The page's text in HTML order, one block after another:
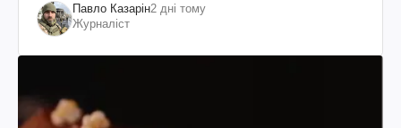
Павло Казарін2 дні тому
Журналіст